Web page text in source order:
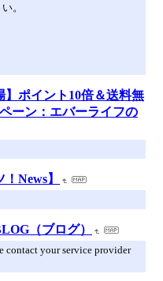
。
】ポイント10倍＆送料無
ーン：エバーライフの
！News】
（ブログ）
contact your service provider